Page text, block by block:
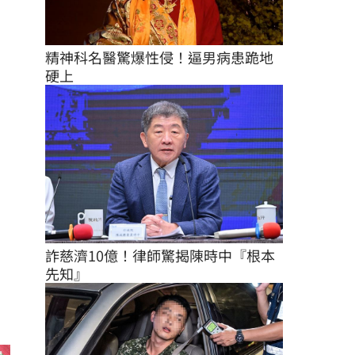
精神科名醫驚爆性侵！逼男病患跪地
硬上
詐慈濟10億！律師驚揭陳時中『根本
先知』